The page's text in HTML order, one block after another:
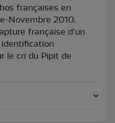
françaises en
Novembre 2010.
française d'un
identification
le cri du Pipit de